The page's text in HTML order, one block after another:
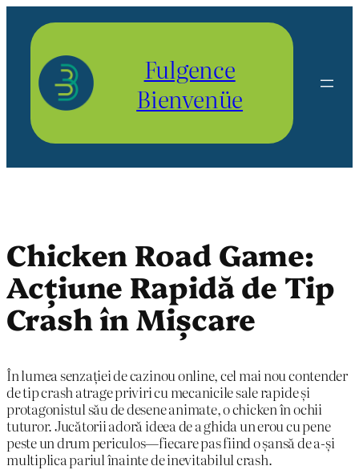
contenu
Fulgence
Bienvenüe
Chicken Road Game:
Acțiune Rapidă de Tip
Crash în Mișcare
În lumea senzației de cazinou online, cel mai nou contender
de tip crash atrage priviri cu mecanicile sale rapide și
protagonistul său de desene animate, o chicken în ochii
tuturor. Jucătorii adoră ideea de a ghida un erou cu pene
peste un drum periculos—fiecare pas fiind o șansă de a-și
multiplica pariul înainte de inevitabilul crash.